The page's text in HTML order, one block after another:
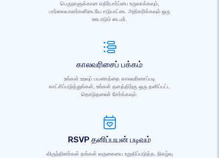
பெருநாளுக்கான எதிர்பார்ப்பை உருவாக்கவும்,
பார்வையாளர்களிடையே ஈடுபாட்டை அதிகரிக்கவும் ஒரு
ஊடாடும் டைமர்.
காலவரிசைப் பக்கம்
உங்கள் உறவுப் பயணத்தை காலவரிசைப்படி
காட்சிப்படுத்துங்கள், உங்கள் தளத்திற்கு ஒரு தனிப்பட்ட
தொடுதலைச் சேர்க்கவும்.
RSVP தனிப்பயன் படிவம்
விருந்தினர்கள் தங்கள் வருகையை உறுதிப்படுத்த, நிகழ்வு